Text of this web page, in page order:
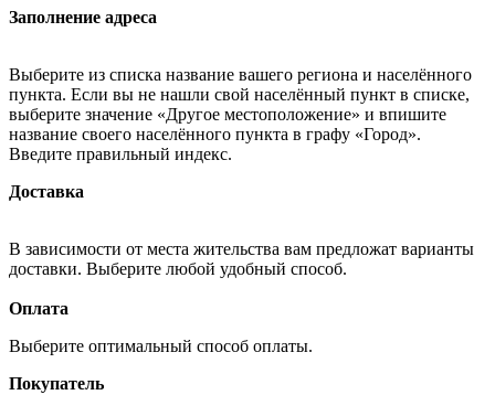
Заполнение адреса
Выберите из списка название вашего региона и населённого
пункта. Если вы не нашли свой населённый пункт в списке,
выберите значение «Другое местоположение» и впишите
название своего населённого пункта в графу «Город».
Введите правильный индекс.
Доставка
В зависимости от места жительства вам предложат варианты
доставки. Выберите любой удобный способ.
Оплата
Выберите оптимальный способ оплаты.
Покупатель